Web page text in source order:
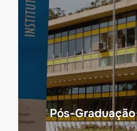
Pós-Graduação